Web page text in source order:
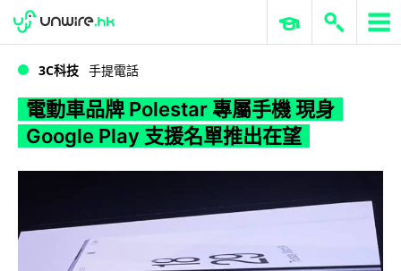
WWDC 2026 ERP 與商業 AI
3C科技 手提電話
電動車品牌 Polestar 專屬手機 現身
Google Play 支援名單推出在望